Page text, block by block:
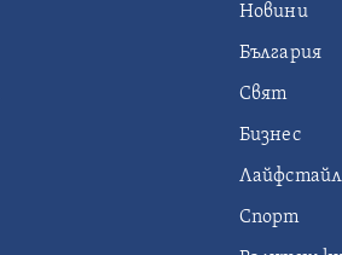
Новини
България
Свят
Бизнес
Лайфстайл
Спорт